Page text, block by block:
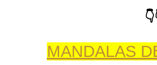
MANDALAS